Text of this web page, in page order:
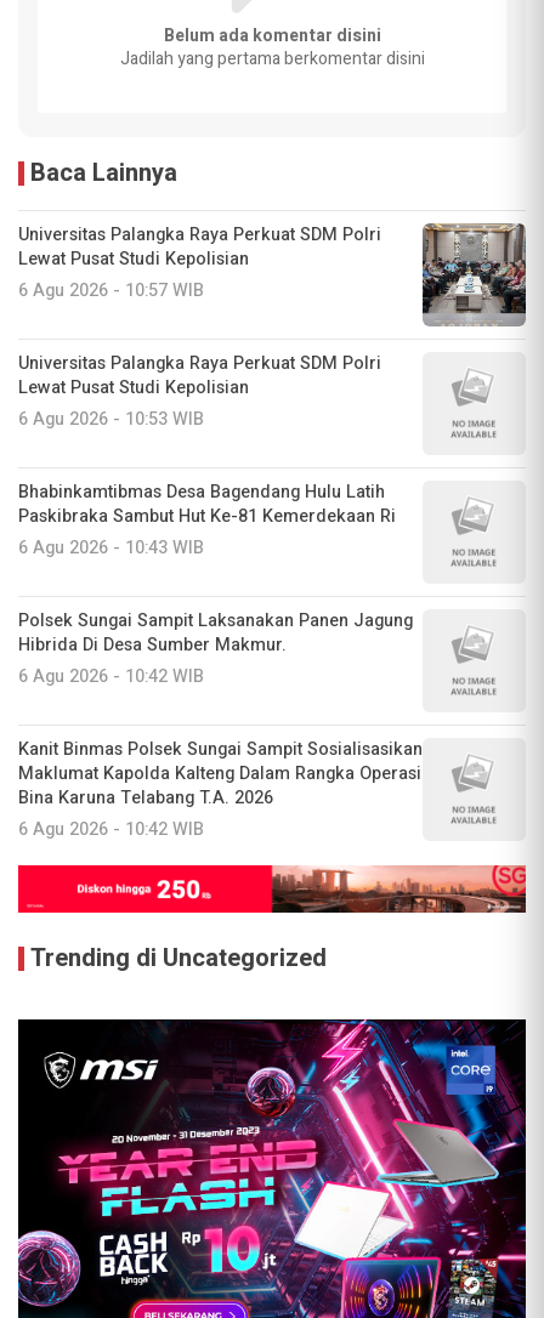
Belum ada komentar disini
Jadilah yang pertama berkomentar disini
Baca Lainnya
Universitas Palangka Raya Perkuat SDM Polri
Lewat Pusat Studi Kepolisian
6 Agu 2026 - 10:57 WIB
Universitas Palangka Raya Perkuat SDM Polri
Lewat Pusat Studi Kepolisian
6 Agu 2026 - 10:53 WIB
Bhabinkamtibmas Desa Bagendang Hulu Latih
Paskibraka Sambut Hut Ke-81 Kemerdekaan Ri
6 Agu 2026 - 10:43 WIB
Polsek Sungai Sampit Laksanakan Panen Jagung
Hibrida Di Desa Sumber Makmur.
6 Agu 2026 - 10:42 WIB
Kanit Binmas Polsek Sungai Sampit Sosialisasikan
Maklumat Kapolda Kalteng Dalam Rangka Operasi
Bina Karuna Telabang T.A. 2026
6 Agu 2026 - 10:42 WIB
Trending di Uncategorized